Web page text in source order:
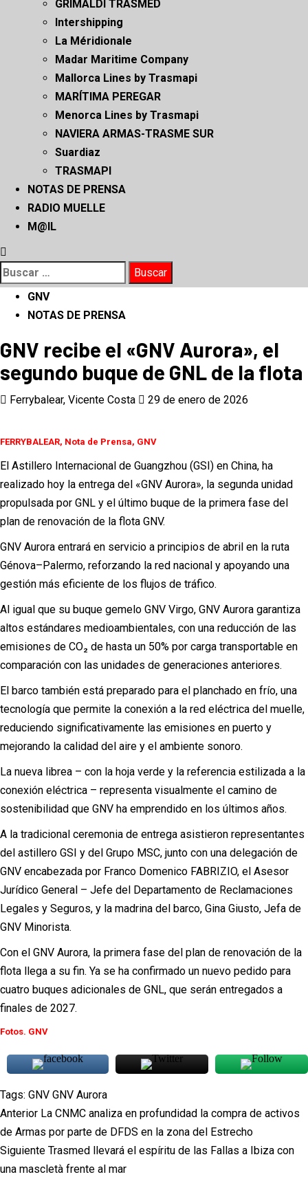
GRIMALDI TRASMED
Intershipping
La Méridionale
Madar Maritime Company
Mallorca Lines by Trasmapi
MARÍTIMA PEREGAR
Menorca Lines by Trasmapi
NAVIERA ARMAS-TRASME SUR
Suardiaz
TRASMAPI
NOTAS DE PRENSA
RADIO MUELLE
M@IL
Buscar:
GNV
NOTAS DE PRENSA
GNV recibe el «GNV Aurora», el
segundo buque de GNL de la flota
Ferrybalear, Vicente Costa 29 de enero de 2026
FERRYBALEAR, Nota de Prensa, GNV
El Astillero Internacional de Guangzhou (GSI) en China, ha
realizado hoy la entrega del «GNV Aurora», la segunda unidad
propulsada por GNL y el último buque de la primera fase del
plan de renovación de la flota GNV.
GNV Aurora entrará en servicio a principios de abril en la ruta
Génova–Palermo, reforzando la red nacional y apoyando una
gestión más eficiente de los flujos de tráfico.
Al igual que su buque gemelo GNV Virgo, GNV Aurora garantiza
altos estándares medioambientales, con una reducción de las
emisiones de CO₂ de hasta un 50% por carga transportable en
comparación con las unidades de generaciones anteriores.
El barco también está preparado para el planchado en frío, una
tecnología que permite la conexión a la red eléctrica del muelle,
reduciendo significativamente las emisiones en puerto y
mejorando la calidad del aire y el ambiente sonoro.
La nueva librea – con la hoja verde y la referencia estilizada a la
conexión eléctrica – representa visualmente el camino de
sostenibilidad que GNV ha emprendido en los últimos años.
A la tradicional ceremonia de entrega asistieron representantes
del astillero GSI y del Grupo MSC, junto con una delegación de
GNV encabezada por Franco Domenico FABRIZIO, el Asesor
Jurídico General – Jefe del Departamento de Reclamaciones
Legales y Seguros, y la madrina del barco, Gina Giusto, Jefa de
GNV Minorista.
Con el GNV Aurora, la primera fase del plan de renovación de la
flota llega a su fin. Ya se ha confirmado un nuevo pedido para
cuatro buques adicionales de GNL, que serán entregados a
finales de 2027.
Fotos. GNV
Tags: GNV GNV Aurora
Navegación
de
entradas
Anterior La CNMC analiza en profundidad la compra de activos
de Armas por parte de DFDS en la zona del Estrecho
Siguiente Trasmed llevará el espíritu de las Fallas a Ibiza con
una mascletà frente al mar